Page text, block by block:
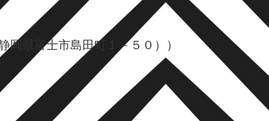
県富士市島田町１－５０））